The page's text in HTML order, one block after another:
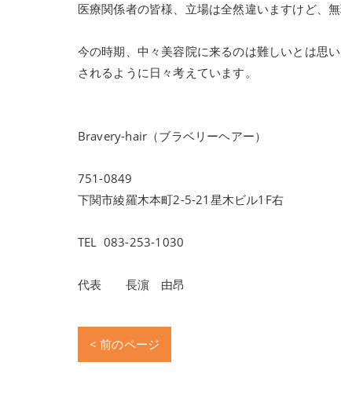
医療関係者の皆様、立場は全然違いますけど、
今の時期、中々美容院に来るのは難しいとは思
されるように日々考えています。
Bravery-hair（ブラベリーヘアー）
751-0849
下関市綾羅木本町2-5-21星木ビル1F右
TEL 083-253-1030
代表 長濵 由昂
< 前のページ